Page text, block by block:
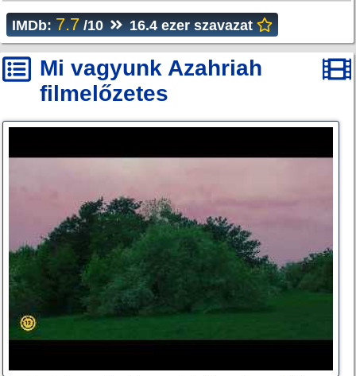
IMDb: 7.7 /10 16.4 ezer szavazat
Mi vagyunk Azahriah
filmelőzetes